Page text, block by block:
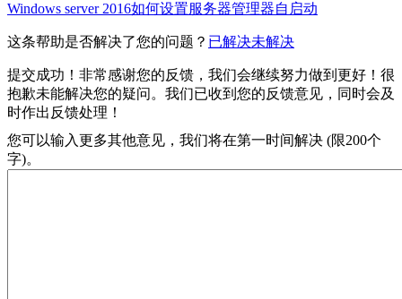
Windows server 2016如何设置服务器管理器自启动
这条帮助是否解决了您的问题？ 已解决未解决
提交成功！非常感谢您的反馈，我们会继续努力做到更好！ 很
抱歉未能解决您的疑问。我们已收到您的反馈意见，同时会及
时作出反馈处理！
您可以输入更多其他意见，我们将在第一时间解决 (限200个
字)。